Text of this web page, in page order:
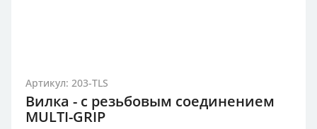
Артикул: 203-TLS
Вилка - с резьбовым соединением
MULTI-GRIP